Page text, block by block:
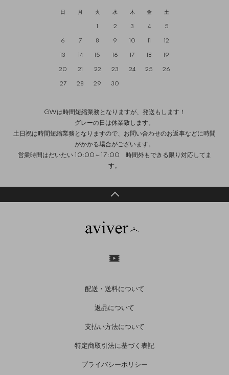
日 月 火 水 木 金 土
1 2 3 4 5
6 7 8 9 10 11 12
13 14 15 16 17 18 19
20 21 22 23 24 25 26
27 28 29 30
GWは時間短縮業務となりますが、発送もします！
グレーの日は休業致します。
土日祝は時間短縮業務となりますので、お問い合わせのお返事などに時間
がかかる場合がございます。
営業時間はだいたい 10:00～17:00 時間外もできる限り対応してま
す。
配送・送料について
返品について
支払い方法について
特定商取引法に基づく表記
プライバシーポリシー